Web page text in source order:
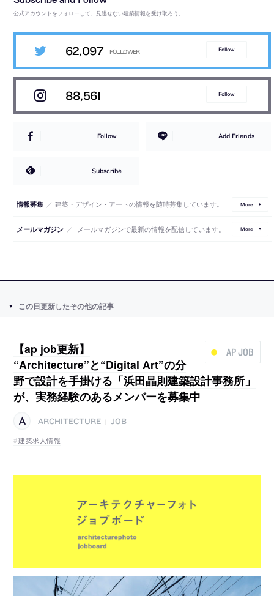
公式アカウントをフォローして、見逃せない建築情報を受け取ろう。
62,097 Follow
88,561 Follow
Follow Add Friends
Subscribe
情報募集 ／ 建築・デザイン・アートの情報を随時募集しています。 More
メールマガジン ／ メールマガジンで最新の情報を配信しています。 More
この日更新したその他の記事
AP JOB
【ap job更新】
“Architecture”と“Digital Art”の分
野で設計を手掛ける「浜田晶則建築設計事務所」
が、実務経験のあるメンバーを募集中
ARCHITECTURE
JOB
建築求人情報